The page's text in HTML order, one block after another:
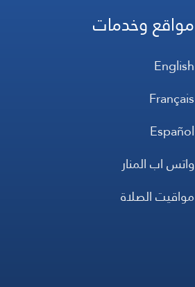
مواقع وخدمات
English
Français
Español
واتس اب المنار
مواقيت الصلاة